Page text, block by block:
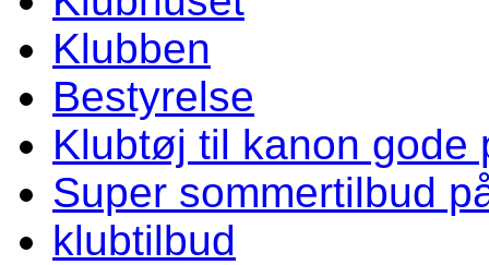
Klubben
Bestyrelse
Klubtøj til kanon gode
Super sommertilbud
klubtilbud